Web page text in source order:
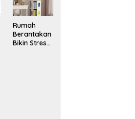
Rumah
Berantakan
Bikin Stres?